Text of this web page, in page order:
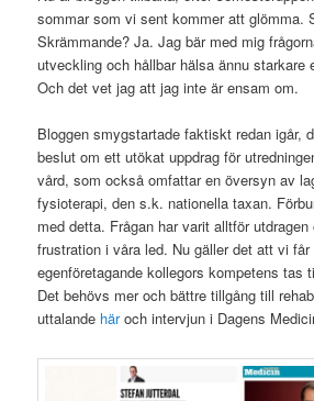
sommar som vi sent kommer att glömma.
Skrämmande? Ja. Jag bär med mig
utveckling och hållbar hälsa ännu starkare
Och det vet jag att jag inte är ensam om.
Bloggen smygstartade faktiskt redan igår,
beslut om ett utökat uppdrag för
vård, som också omfattar en översyn av
fysioterapi, den s.k. nationella taxan.
med detta. Frågan har varit alltför
frustration i våra led. Nu gäller det att vi
egenföretagande kollegors kompetens tas
Det behövs mer och bättre tillgång till
uttalande häroch intervjun i Dagens